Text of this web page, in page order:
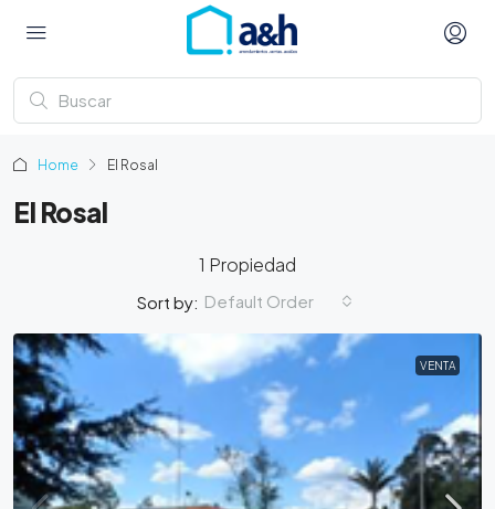
Home El Rosal
El Rosal
1 Propiedad
Sort by: Default Order
VENTA